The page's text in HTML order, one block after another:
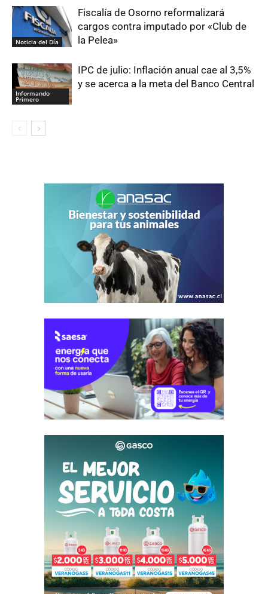
Noticia del Día
Fiscalía de Osorno reformalizará
cargos contra imputado por «Club de
la Pelea»
Informando
Primero
IPC de julio: Inflación anual cae al 3,5%
y se acerca a la meta del Banco Central